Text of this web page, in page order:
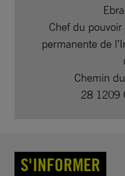
Chef du
permanente de
Chemin
28 1209
S'INFORMER